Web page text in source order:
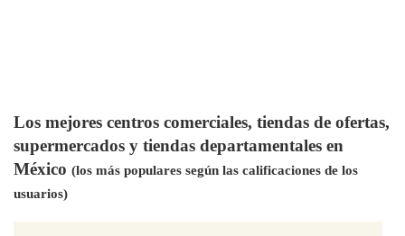
Los mejores centros comerciales, tiendas de ofertas,
supermercados y tiendas departamentales en
México (los más populares según las calificaciones de los
usuarios)